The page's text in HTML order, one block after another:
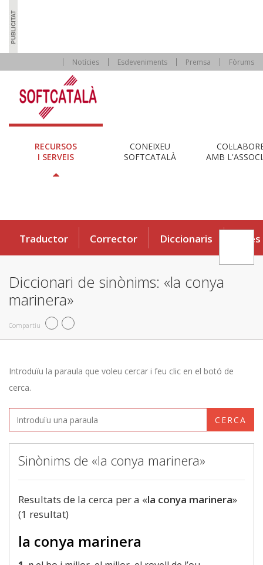
Notícies Esdeveniments Premsa Fòrums
RECURSOS
I SERVEIS
CONEIXEU
SOFTCATALÀ
AMB
Traductor Corrector Diccionaris Eines
Diccionari de sinònims: «la conya
marinera»
Compartiu
Introduïu la paraula que voleu cercar i feu clic en el botó de
cerca.
CERCA
Sinònims de «la conya marinera»
Resultats de la cerca per a «la conya marinera»
(1 resultat)
la conya marinera